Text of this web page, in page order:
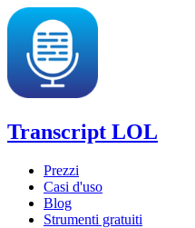
Transcript LOL
Prezzi
Casi d'uso
Blog
Strumenti gratuiti